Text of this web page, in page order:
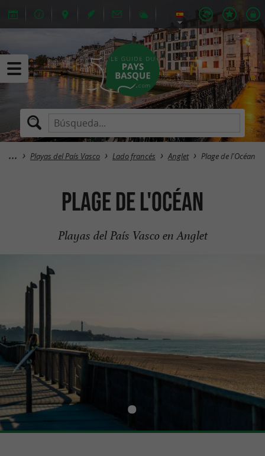
Playas del País Vasco Lado francés Anglet Plage de l'Océan
Plage de l'Océan
Playas del País Vasco en Anglet